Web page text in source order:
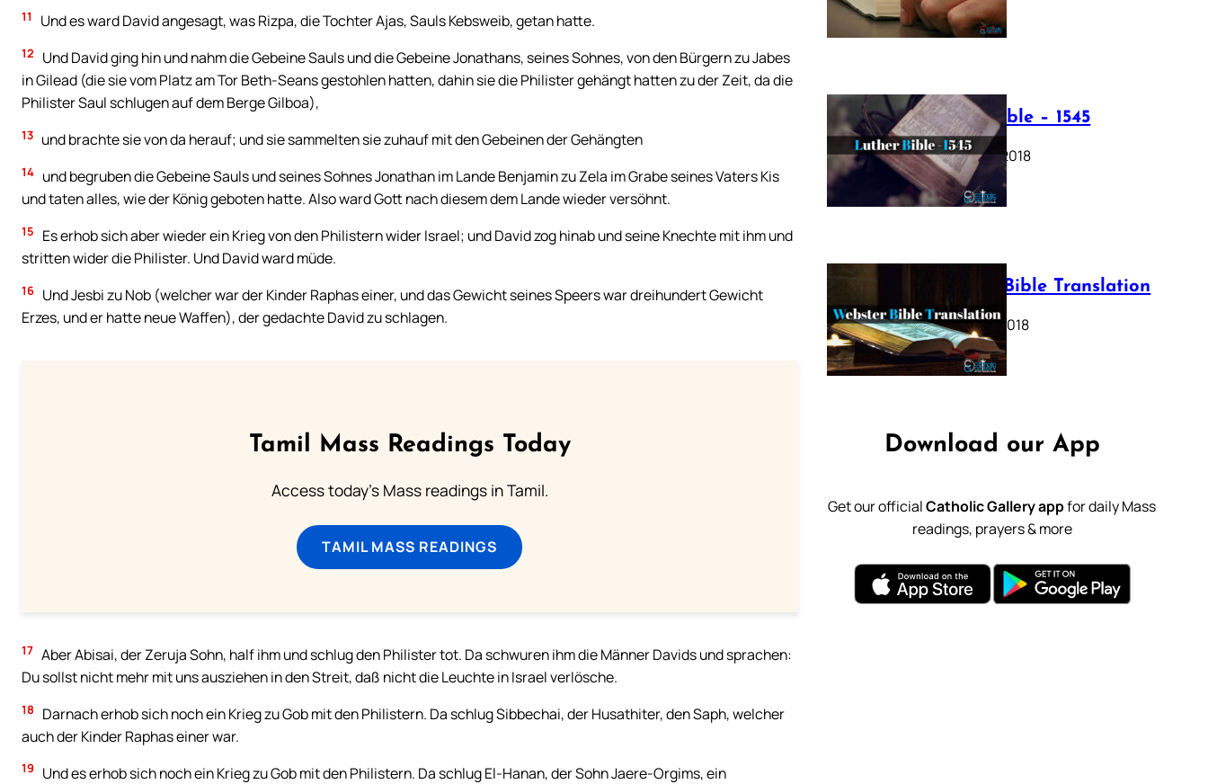
11 Und es ward David angesagt, was Rizpa, die Tochter Ajas, Sauls Kebsweib, getan hatte.
12
Und David ging hin und nahm die Gebeine Sauls und die Gebeine Jonathans, seines Sohnes, von den Bürgern zu Jabes
in Gilead (die sie vom Platz am Tor Beth-Seans gestohlen hatten, dahin sie die Philister gehängt hatten zu der Zeit, da die
Philister Saul schlugen auf dem Berge Gilboa),
13 und brachte sie von da herauf; und sie sammelten sie zuhauf mit den Gebeinen der Gehängten
14 und begruben die Gebeine Sauls und seines Sohnes Jonathan im Lande Benjamin zu Zela im Grabe seines Vaters Kis
und taten alles, wie der König geboten hatte. Also ward Gott nach diesem dem Lande wieder versöhnt.
15
Es erhob sich aber wieder ein Krieg von den Philistern wider Israel; und David zog hinab und seine Knechte mit ihm und
stritten wider die Philister. Und David ward müde.
16 Und Jesbi zu Nob (welcher war der Kinder Raphas einer, und das Gewicht seines Speers war dreihundert Gewicht
Erzes, und er hatte neue Waffen), der gedachte David zu schlagen.
Tamil Mass Readings Today
Access today's Mass readings in Tamil.
TAMIL MASS READINGS
17 Aber Abisai, der Zeruja Sohn, half ihm und schlug den Philister tot. Da schwuren ihm die Männer Davids und sprachen:
Du sollst nicht mehr mit uns ausziehen in den Streit, daß nicht die Leuchte in Israel verlösche.
18
Darnach erhob sich noch ein Krieg zu Gob mit den Philistern. Da schlug Sibbechai, der Husathiter, den Saph, welcher
auch der Kinder Raphas einer war.
19
Und es erhob sich noch ein Krieg zu Gob mit den Philistern. Da schlug El-Hanan, der Sohn Jaere-Orgims, ein
July 12, 2025
Luther Bible – 1545
October 17, 2018
Webster Bible Translation
October 11, 2018
Download our App
Get our officialCatholic Gallery appfor daily Mass
readings, prayers & more